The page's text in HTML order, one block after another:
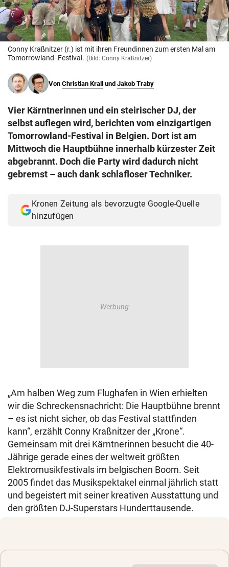
© Krone Multimedia GmbH & Co KG 2026
Muthgasse 2, 1190 Wien
Conny Kraßnitzer (r.) ist mit ihren Freundinnen zum ersten Mal am
Tomorrowland- Festival. (Bild: Conny Kraßnitzer)
Von Christian Krall und Jakob Traby
Vier Kärntnerinnen und ein steirischer DJ, der
selbst auflegen wird, berichten vom einzigartigen
Tomorrowland-Festival in Belgien. Dort ist am
Mittwoch die Hauptbühne innerhalb kürzester Zeit
abgebrannt. Doch die Party wird dadurch nicht
gebremst – auch dank schlafloser Techniker.
Kronen Zeitung als bevorzugte Google-Quelle
hinzufügen
„Am halben Weg zum Flughafen in Wien erhielten
wir die Schreckensnachricht: Die Hauptbühne brennt
– es ist nicht sicher, ob das Festival stattfinden
kann“, erzählt Conny Kraßnitzer der „Krone“.
Gemeinsam mit drei Kärntnerinnen besucht die 40-
Jährige gerade eines der weltweit größten
Elektromusikfestivals im belgischen Boom. Seit
2005 findet das Musikspektakel einmal jährlich statt
und begeistert mit seiner kreativen Ausstattung und
den größten DJ-Superstars Hunderttausende.